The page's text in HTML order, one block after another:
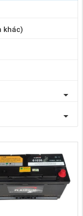
khác)